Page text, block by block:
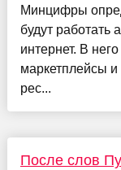
Минцифры
будут работать
интернет. В
маркетплейсы
рес...
После слов